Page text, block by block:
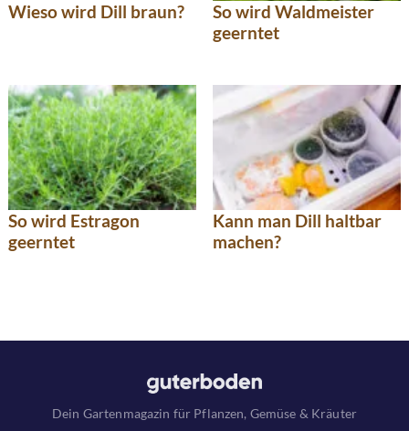
Wieso wird Dill braun?
So wird Waldmeister
geerntet
So wird Estragon
geerntet
Kann man Dill haltbar
machen?
Dein Gartenmagazin für Pflanzen, Gemüse & Kräuter